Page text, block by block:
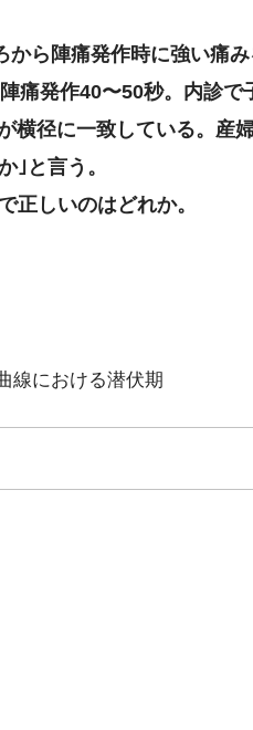
ら陣痛発作時に強い痛
痛発作40〜50秒。内診で
横径に一致している。産
｣と言う。
しいのはどれか。
線における潜伏期